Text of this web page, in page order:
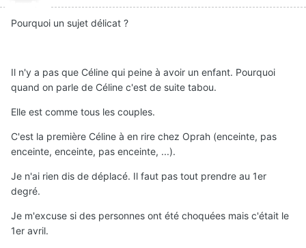
Pourquoi un sujet délicat ?
Il n'y a pas que Céline qui peine à avoir un enfant. Pourquoi
quand on parle de Céline c'est de suite tabou.
Elle est comme tous les couples.
C'est la première Céline à en rire chez Oprah (enceinte, pas
enceinte, enceinte, pas enceinte, ...).
Je n'ai rien dis de déplacé. Il faut pas tout prendre au 1er
degré.
Je m'excuse si des personnes ont été choquées mais c'était le
1er avril.